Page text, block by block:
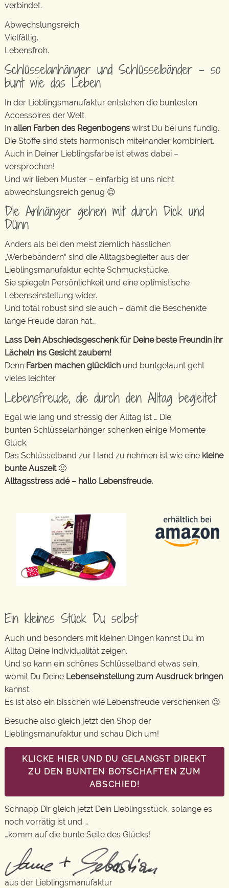
verbindet.
Abwechslungsreich.
Vielfältig.
Lebensfroh.
Schlüsselanhänger und Schlüsselbänder – so
bunt wie das Leben
In der Lieblingsmanufaktur entstehen die buntesten
Accessoires der Welt.
In allen Farben des Regenbogens wirst Du bei uns fündig.
Die Stoffe sind stets harmonisch miteinander kombiniert.
Auch in Deiner Lieblingsfarbe ist etwas dabei –
versprochen!
Und wir lieben Muster – einfarbig ist uns nicht
abwechslungsreich genug 😉
Die Anhänger gehen mit durch Dick und
Dünn
Anders als bei den meist ziemlich hässlichen
„Werbebändern“ sind die Alltagsbegleiter aus der
Lieblingsmanufaktur echte Schmuckstücke.
Sie spiegeln Persönlichkeit und eine optimistische
Lebenseinstellung wider.
Und total robust sind sie auch – damit die Beschenkte
lange Freude daran hat…
Lass Dein Abschiedsgeschenk für Deine beste Freundin ihr
Lächeln ins Gesicht zaubern!
Denn Farben machen glücklich und buntgelaunt geht
vieles leichter.
Lebensfreude, die durch den Alltag begleitet
Egal wie lang und stressig der Alltag ist … Die
bunten Schlüsselanhänger schenken einige Momente
Glück.
Das Schlüsselband zur Hand zu nehmen ist wie eine kleine
bunte Auszeit🙂
Alltagsstress adé – hallo Lebensfreude.
Ein kleines Stück Du selbst
Auch und besonders mit kleinen Dingen kannst Du im
Alltag Deine Individualität zeigen.
Und so kann ein schönes Schlüsselband etwas sein,
womit Du Deine Lebenseinstellung zum Ausdruck bringen
kannst.
Es ist also ein bisschen wie Lebensfreude verschenken 😉
Besuche also gleich jetzt den Shop der
Lieblingsmanufaktur und schau Dich um!
KLICKE HIER UND DU GELANGST DIREKT
ZU DEN BUNTEN BOTSCHAFTEN ZUM
ABSCHIED!
Schnapp Dir gleich jetzt Dein Lieblingsstück, solange es
noch vorrätig ist und …
…komm auf die bunte Seite des Glücks!
aus der Lieblingsmanufaktur